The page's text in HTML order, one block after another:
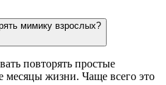
мимику взрослых?
повторять простые
жизни. Чаще всего это